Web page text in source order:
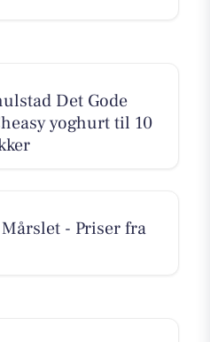
Det Gode
yoghurt til 10
- Priser fra